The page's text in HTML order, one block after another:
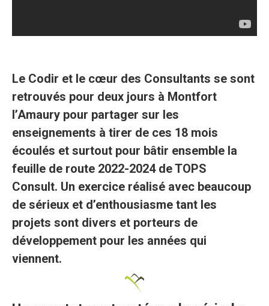
Le Codir et le cœur des Consultants se sont
retrouvés pour deux jours à Montfort
l’Amaury pour partager sur les
enseignements à tirer de ces 18 mois
écoulés et surtout pour bâtir ensemble la
feuille de route 2022-2024 de TOPS
Consult. Un exercice réalisé avec beaucoup
de sérieux et d’enthousiasme tant les
projets sont divers et porteurs de
développement pour les années qui
viennent.